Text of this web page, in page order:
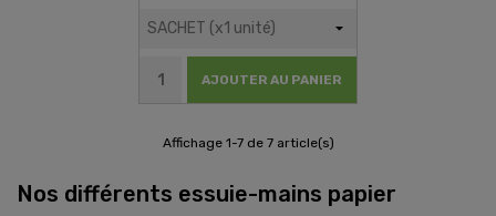
AJOUTER AU PANIER
Affichage 1-7 de 7 article(s)
Nos différents essuie-mains papier